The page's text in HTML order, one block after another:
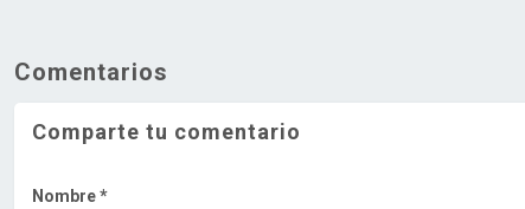
Comentarios
Comparte tu comentario
Nombre *